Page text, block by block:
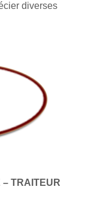
diverses
– TRAITEUR